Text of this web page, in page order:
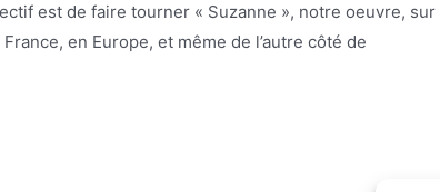
est de faire tourner « Suzanne », notre oeuvre, sur
en Europe, et même de l’autre côté de